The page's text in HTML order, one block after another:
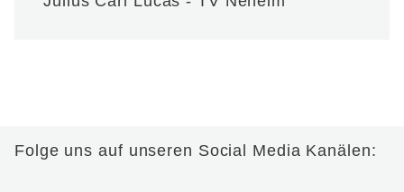
Folge uns auf unseren Social Media Kanälen: